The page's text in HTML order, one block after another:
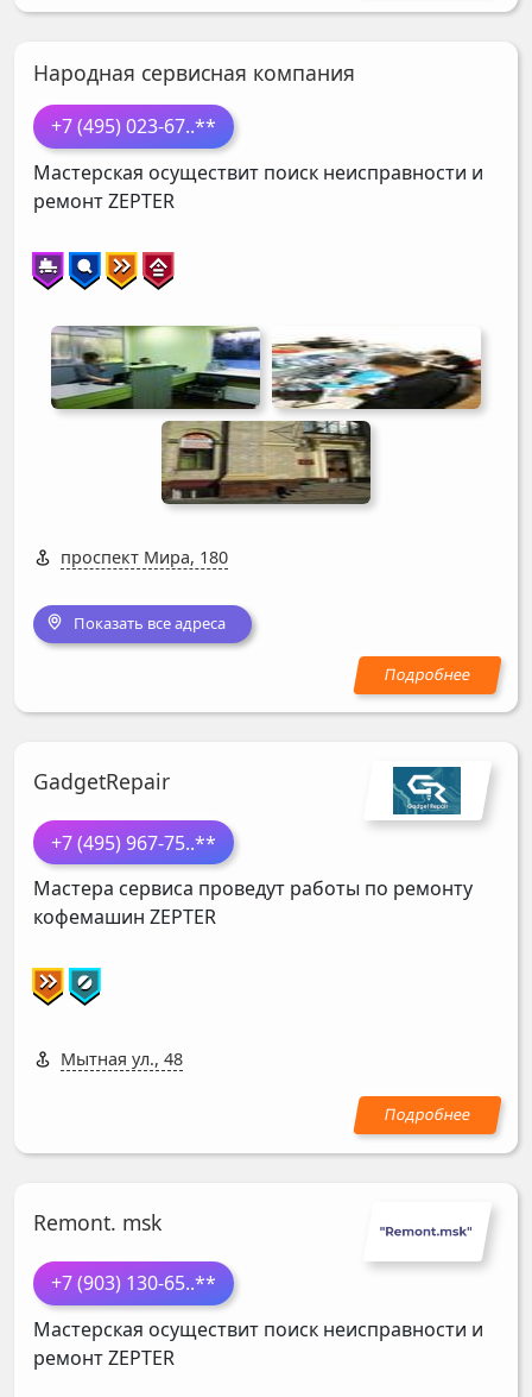
Народная cервисная компания
+7 (495) 023-67..**
Мастерская осуществит поиск неисправности и
ремонтZEPTER
проспект Мира, 180
Показать все адреса
GadgetRepair
+7 (495) 967-75..**
Мастера сервиса проведут работы по ремонту
кофемашин ZEPTER
Мытная ул., 48
Remont. msk
+7 (903) 130-65..**
Мастерская осуществит поиск неисправности и
ремонтZEPTER